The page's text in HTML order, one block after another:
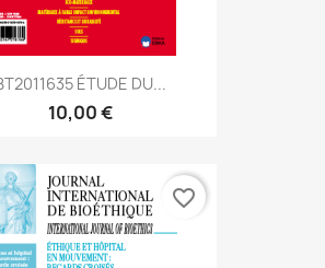
ÉTUDE DU...
10,00 €
favorite_border